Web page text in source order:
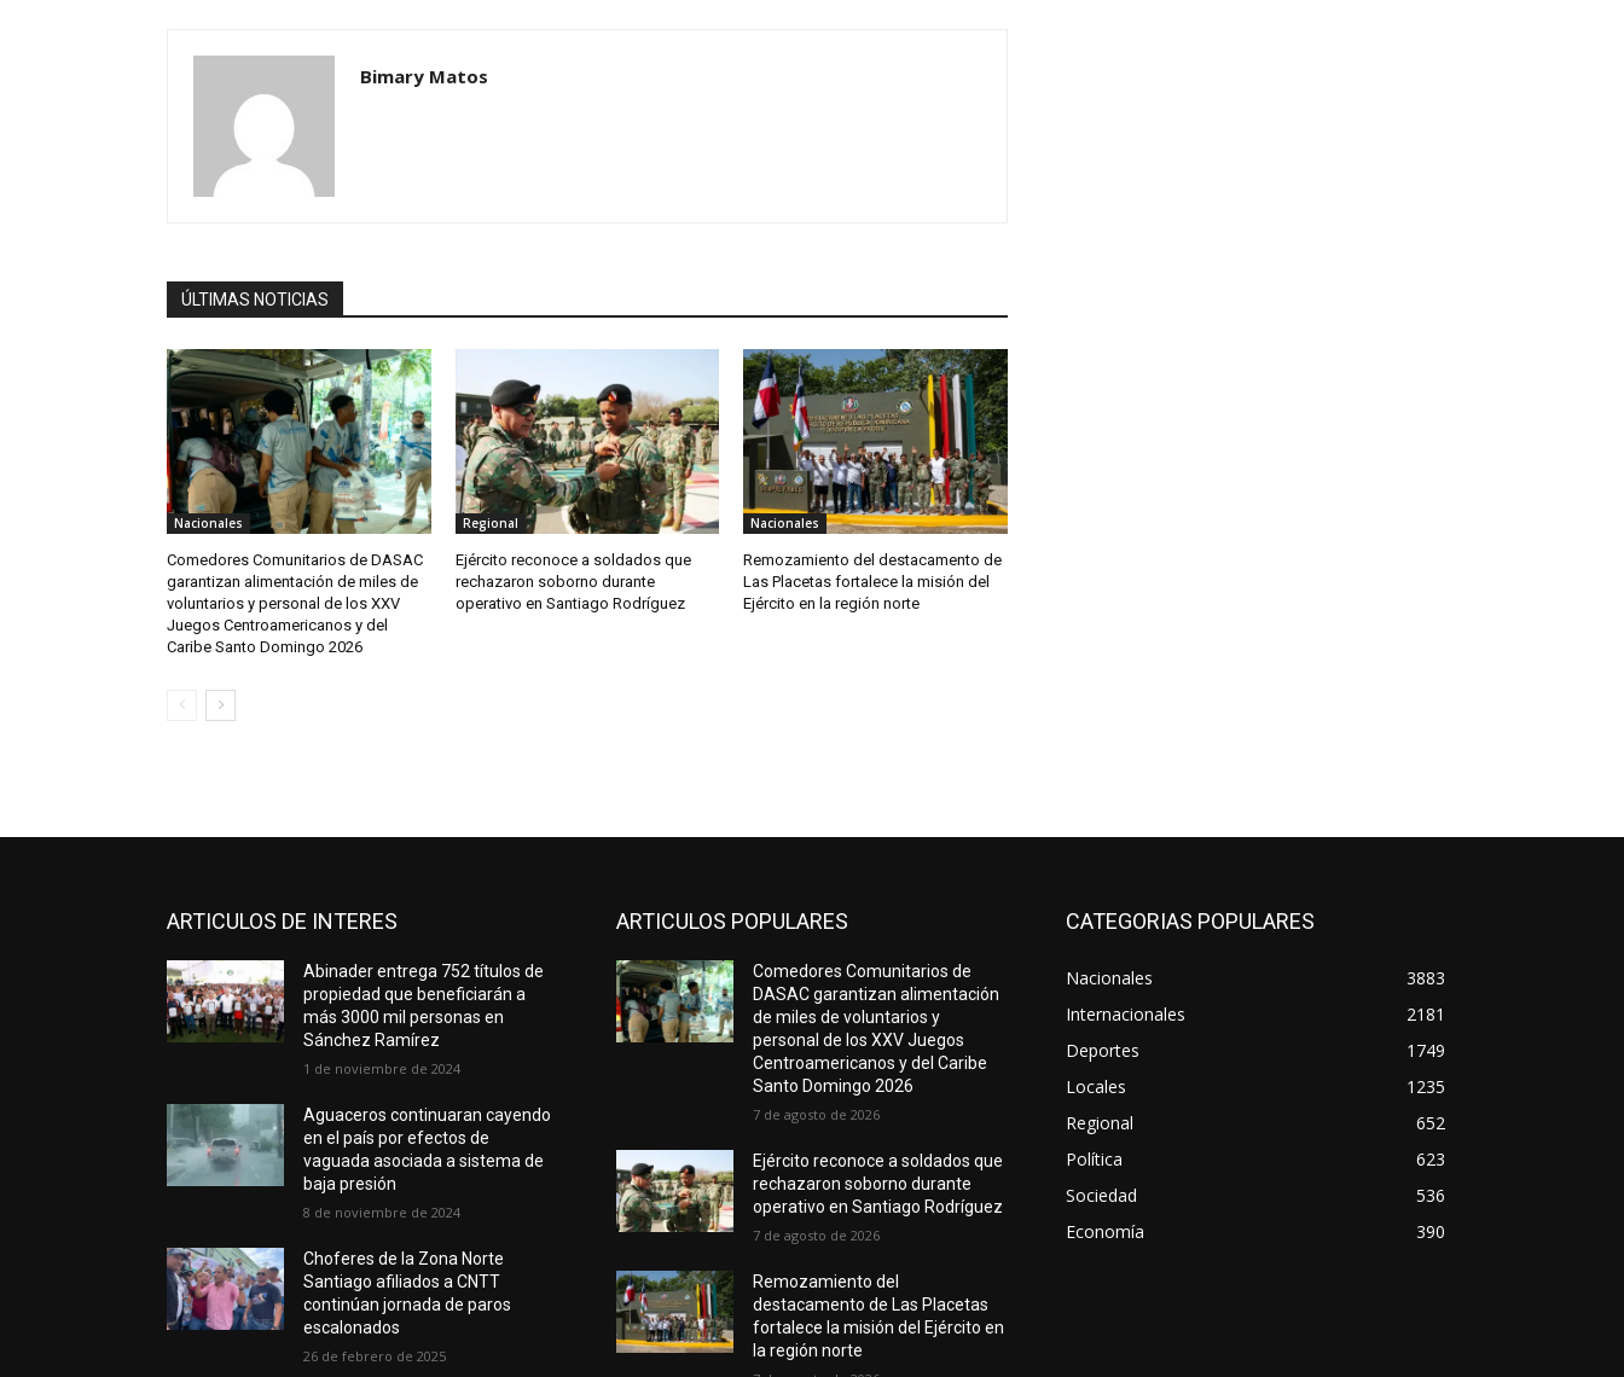
Bimary Matos
ÚLTIMAS NOTICIAS
Nacionales
Comedores Comunitarios de DASAC
garantizan alimentación de miles de
voluntarios y personal de los XXV
Juegos Centroamericanos y del
Caribe Santo Domingo 2026
Regional
Ejército reconoce a soldados que
rechazaron soborno durante
operativo en Santiago Rodríguez
Nacionales
Remozamiento del destacamento de
Las Placetas fortalece la misión del
Ejército en la región norte
ARTICULOS DE INTERES
Abinader entrega 752 títulos de
propiedad que beneficiarán a
más 3000 mil personas en
Sánchez Ramírez
1 de noviembre de 2024
Aguaceros continuaran cayendo
en el país por efectos de
vaguada asociada a sistema de
baja presión
8 de noviembre de 2024
Choferes de la Zona Norte
Santiago afiliados a CNTT
continúan jornada de paros
escalonados
26 de febrero de 2025
ARTICULOS POPULARES
Comedores Comunitarios de
DASAC garantizan alimentación
de miles de voluntarios y
personal de los XXV Juegos
Centroamericanos y del Caribe
Santo Domingo 2026
7 de agosto de 2026
Ejército reconoce a soldados que
rechazaron soborno durante
operativo en Santiago Rodríguez
7 de agosto de 2026
Remozamiento del
destacamento de Las Placetas
fortalece la misión del Ejército en
la región norte
CATEGORIAS POPULARES
Nacionales
3883
Internacionales
2181
Deportes
1749
Locales
1235
Regional
652
Política
623
Sociedad
536
Economía
390